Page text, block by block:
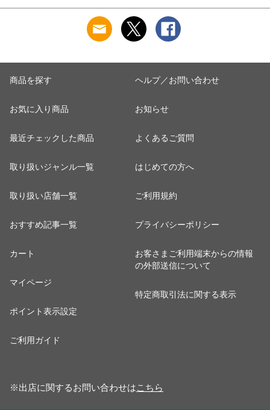
商品を探す
お気に入り商品
最近チェックした商品
取り扱いジャンル一覧
取り扱い店舗一覧
おすすめ記事一覧
カート
マイページ
ポイント表示設定
ご利用ガイド
ヘルプ／お問い合わせ
お知らせ
よくあるご質問
はじめての方へ
ご利用規約
プライバシーポリシー
お客さまご利用端末からの情報
の外部送信について
特定商取引法に関する表示
※出店に関するお問い合わせはこちら